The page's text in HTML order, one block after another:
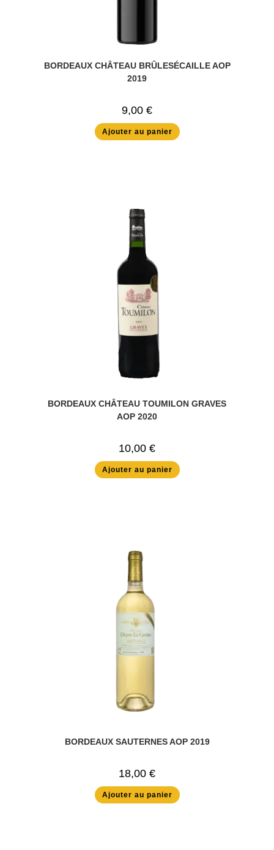
BORDEAUX CHÂTEAU BRÛLESÉCAILLE AOP
2019
9,00 €
Ajouter au panier
BORDEAUX CHÂTEAU TOUMILON GRAVES
AOP 2020
10,00 €
Ajouter au panier
BORDEAUX SAUTERNES AOP 2019
18,00 €
Ajouter au panier